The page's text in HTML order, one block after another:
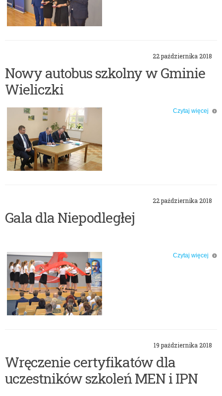
22 października 2018
Nowy autobus szkolny w Gminie
Wieliczki
Czytaj więcej
o: Nowy autobus szkolny w Gminie Wieliczki
22 października 2018
Gala dla Niepodległej
Czytaj więcej
o: Gala dla Niepodległej
19 października 2018
Wręczenie certyfikatów dla
uczestników szkoleń MEN i IPN